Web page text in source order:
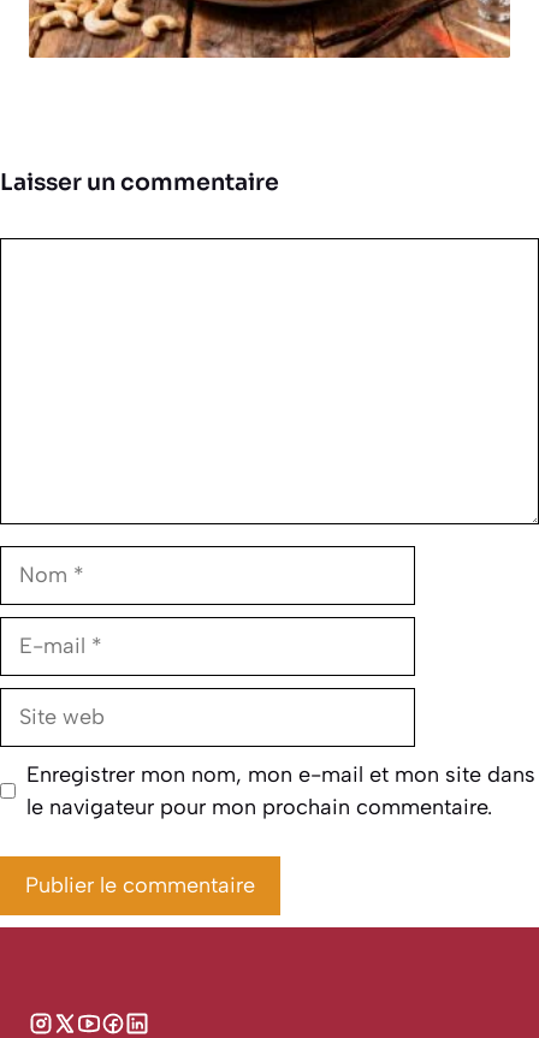
Laisser un commentaire
Nom
E-
Site
Enregistrer mon nom, mon e-mail et mon site dans
le navigateur pour mon prochain commentaire.